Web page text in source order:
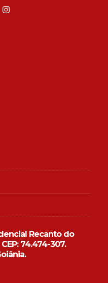
Recanto do
74.474-307.